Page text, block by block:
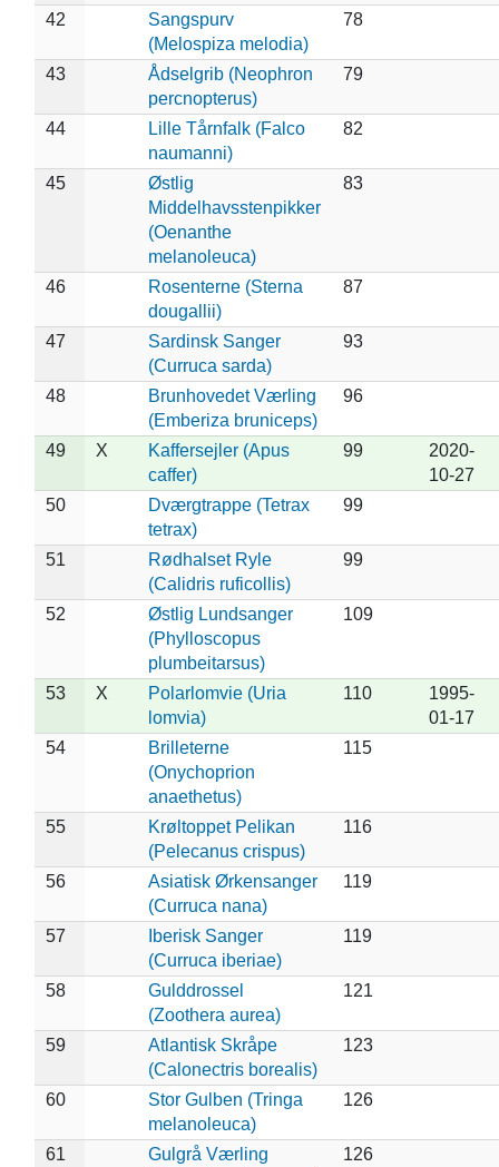
42
Sangspurv
(Melospiza melodia)
78
43
Ådselgrib (Neophron
percnopterus)
79
44
Lille Tårnfalk (Falco
naumanni)
82
45
Østlig
Middelhavsstenpikker
(Oenanthe
melanoleuca)
83
46
Rosenterne (Sterna
dougallii)
87
47
Sardinsk Sanger
(Curruca sarda)
93
48
Brunhovedet Værling
(Emberiza bruniceps)
96
49 X
Kaffersejler (Apus
caffer)
99
2020-
10-27
50
Dværgtrappe (Tetrax
tetrax)
99
51
Rødhalset Ryle
(Calidris ruficollis)
99
52
Østlig Lundsanger
(Phylloscopus
plumbeitarsus)
109
53 X
Polarlomvie (Uria
lomvia)
110
1995-
01-17
54
Brilleterne
(Onychoprion
anaethetus)
115
55
Krøltoppet Pelikan
(Pelecanus crispus)
116
56
Asiatisk Ørkensanger
(Curruca nana)
119
57
Iberisk Sanger
(Curruca iberiae)
119
58
Gulddrossel
(Zoothera aurea)
121
59
Atlantisk Skråpe
(Calonectris borealis)
123
60
Stor Gulben (Tringa
melanoleuca)
126
61
Gulgrå Værling
126